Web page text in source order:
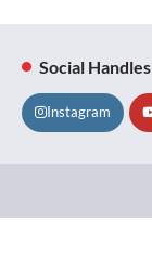
Social Handles
Instagram